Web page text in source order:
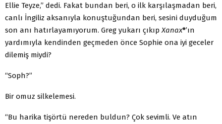
Ellie Teyze,” dedi. Fakat bundan beri, o ilk karşılaşmadan beri,
canlı İngiliz aksanıyla konuştuğundan beri, sesini duyduğum
son anı hatırlayamıyorum. Greg yukarı çıkıp Xanax*’ın
yardımıyla kendinden geçmeden önce Sophie ona iyi geceler
dilemiş miydi?
“Soph?”
Bir omuz silkelemesi.
“Bu harika tişörtü nereden buldun? Çok sevimli. Ve atın